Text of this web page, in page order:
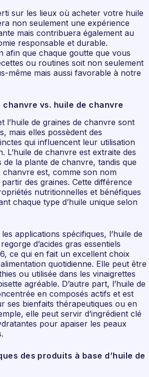
sur les lieux où acheter votre huile
non seulement une expérience
mais contribuera également au
responsable et durable.
afin que chaque goutte que vous
ou routines soit non seulement
même mais aussi favorable à notre
chanvre vs. huile de chanvre
l’huile de graines de chanvre sont
mais elles possèdent des
qui influencent leur utilisation
L’huile de chanvre est extraite des
la plante de chanvre, tandis que
chanvre est, comme son nom
partir des graines. Cette différence
nutritionnelles et bénéfiques
chaque type d’huile unique selon
applications spécifiques, l’huile de
d’acides gras essentiels
ce qui en fait un excellent choix
quotidienne. Elle peut être
ou utilisée dans les vinaigrettes
agréable. D’autre part, l’huile de
en composés actifs et est
ses bienfaits thérapeutiques ou en
elle peut servir d’ingrédient clé
pour apaiser les peaux
des produits à base d’huile de